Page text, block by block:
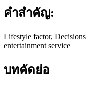
คำสำคัญ:
Lifestyle factor,
entertainment service
บทคัดย่อ